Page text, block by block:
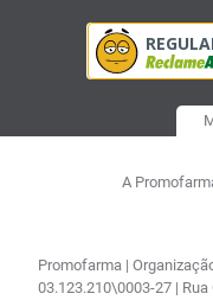
A
Promofarma |
03.123.210\0003-27 |